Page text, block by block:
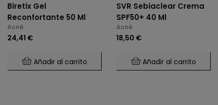
Biretix Gel
Reconfortante 50 Ml
Acné
24,41 €
Añadir al carrito
SVR Sebiaclear Crema
SPF50+ 40 Ml
Acné
18,50 €
Añadir al carrito